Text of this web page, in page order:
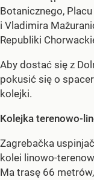
Botanicznego,
i Vladimira
Republiki
Aby dostać się z
pokusić się o
kolejki.
Kolejka terenowo-
Zagrebačka
kolei linowo-
Ma trasę 66